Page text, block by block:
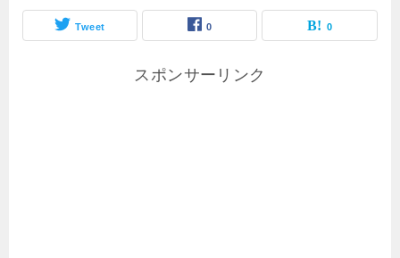
Tweet 0 0
スポンサーリンク